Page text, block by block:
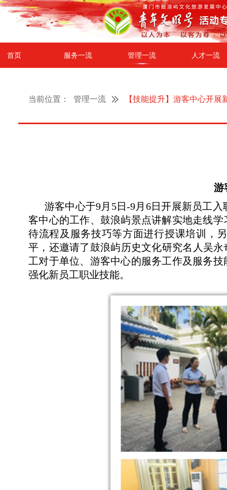
首页 服务一流 管理一流 人才一流
当前位置： 管理一流 【技能提升】游客中心开展
游
游客中心于9月5日-9月6日开展新员工入
客中心的工作、鼓浪屿景点讲解实地走线
待流程及服务技巧等方面进行授课培训，
平，还邀请了鼓浪屿历史文化研究名人吴
工对于单位、游客中心的服务工作及服务
强化新员工职业技能。